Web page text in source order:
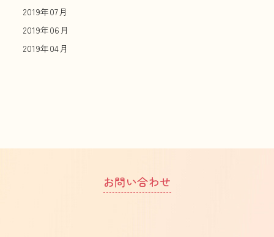
2019年07月
2019年06月
2019年04月
お問い合わせ